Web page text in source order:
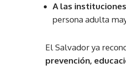
A las
persona adulta
El Salvador ya
prevención,